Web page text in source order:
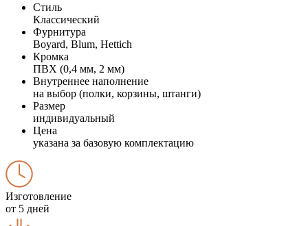
Стиль
Классический
Фурнитура
Boyard, Blum, Hettich
Кромка
ПВХ (0,4 мм, 2 мм)
Внутреннее наполнение
на выбор (полки, корзины, штанги)
Размер
индивидуальный
Цена
указана за базовую комплектацию
Изготовление
от 5 дней